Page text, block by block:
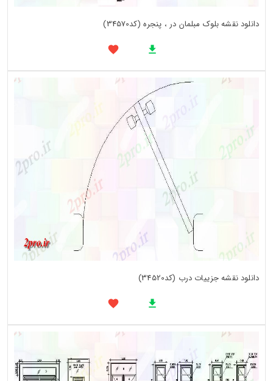
دانلود نقشه بلوک مبلمان در ، پنجره (کد34570)
دانلود نقشه جزییات درب (کد34520)